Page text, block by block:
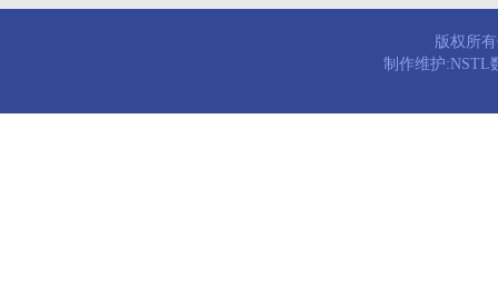
版权所
制作维护:NSTL